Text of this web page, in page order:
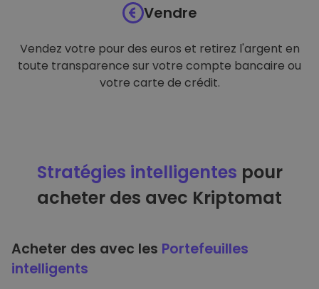
Vendre
Vendez votre pour des euros et retirez l'argent en
toute transparence sur votre compte bancaire ou
votre carte de crédit.
Stratégies intelligentes pour
acheter des avec Kriptomat
Acheter des avec les Portefeuilles
intelligents